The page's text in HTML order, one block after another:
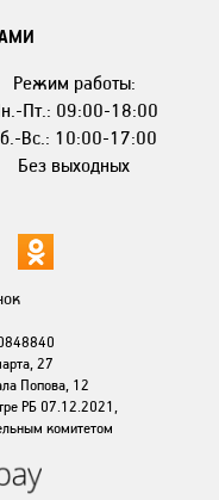
Режим работы:
Пт.: 09:00-18:00
Вс.: 10:00-17:00
Без выходных
27
Попова, 12
РБ 07.12.2021,
комитетом